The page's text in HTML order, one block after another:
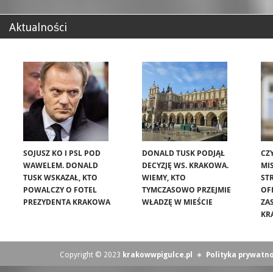
Aktualności
SOJUSZ KO I PSL POD
WAWELEM. DONALD
TUSK WSKAZAŁ, KTO
POWALCZY O FOTEL
PREZYDENTA KRAKOWA
DONALD TUSK PODJĄŁ
DECYZJĘ WS. KRAKOWA.
WIEMY, KTO
TYMCZASOWO PRZEJMIE
WŁADZĘ W MIEŚCIE
Copyright © 2023 krakowwpigulce.pl ∗ Polityka